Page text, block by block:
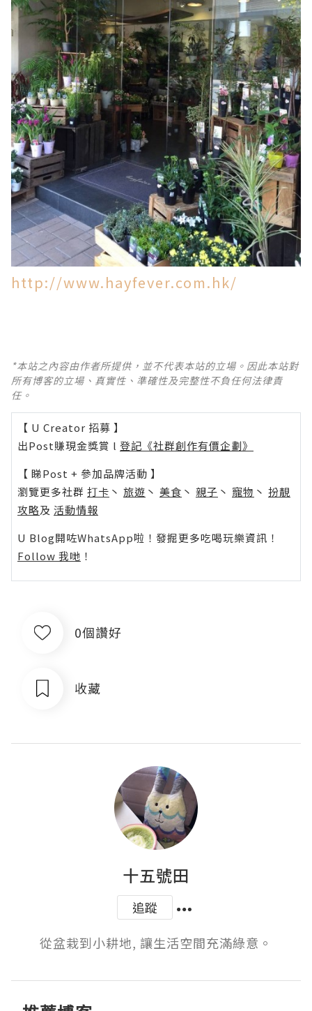
http://www.hayfever.com.hk/
*本站之內容由作者所提供，並不代表本站的立場。因此本站對
所有博客的立場、真實性、準確性及完整性不負任何法律責
任。
【 U Creator 招募 】
出Post賺現金獎賞 l 登記《社群創作有價企劃》
【 睇Post + 參加品牌活動 】
瀏覽更多社群 打卡 丶 旅遊 丶 美食 丶 親子 丶 寵物 丶 扮靚
攻略及 活動情報
U Blog開咗WhatsApp啦！發掘更多吃喝玩樂資訊！
Follow 我哋 ！
0個讚好
收藏
十五號田
追蹤
從盆栽到小耕地, 讓生活空間充滿綠意。